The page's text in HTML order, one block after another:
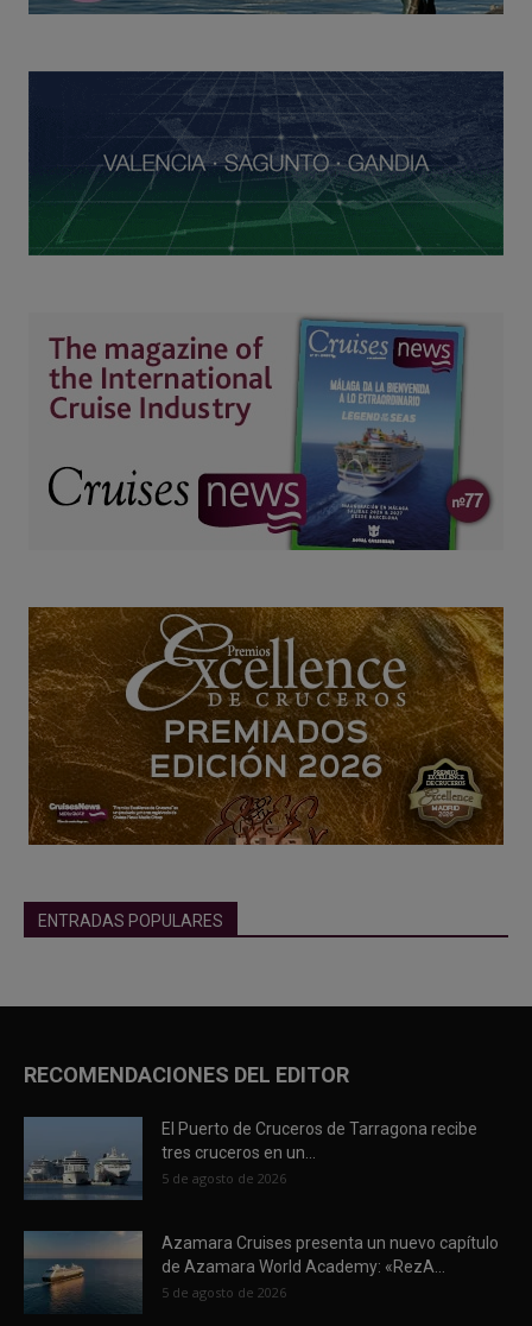
ENTRADAS POPULARES
RECOMENDACIONES DEL EDITOR
El Puerto de Cruceros de Tarragona recibe
tres cruceros en un...
5 de agosto de 2026
Azamara Cruises presenta un nuevo capítulo
de Azamara World Academy: «RezA...
5 de agosto de 2026